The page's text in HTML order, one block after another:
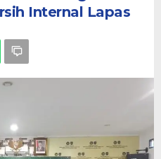
Internal Lapas